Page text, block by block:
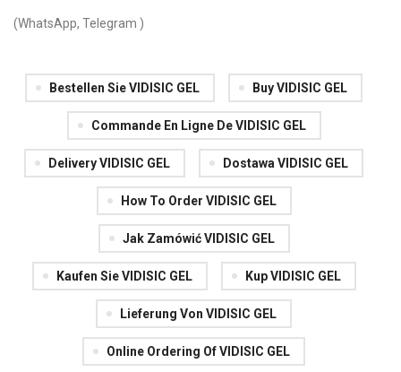
(WhatsApp, Telegram )
Bestellen Sie VIDISIC GEL Buy VIDISIC GEL
Commande En Ligne De VIDISIC GEL
Delivery VIDISIC GEL Dostawa VIDISIC GEL
How To Order VIDISIC GEL
Jak Zamówić VIDISIC GEL
Kaufen Sie VIDISIC GEL Kup VIDISIC GEL
Lieferung Von VIDISIC GEL
Online Ordering Of VIDISIC GEL